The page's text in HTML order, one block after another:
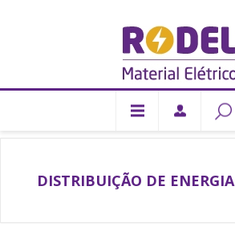
DISTRIBUIÇÃO DE ENERGIA